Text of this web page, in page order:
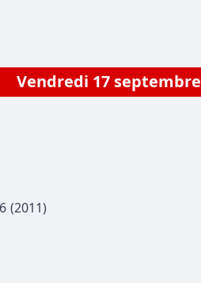
Vendredi 17 septembre
(2011)